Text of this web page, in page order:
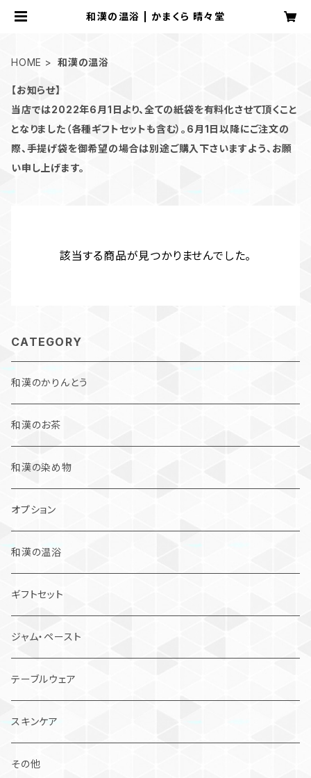
和漢の温浴 | かまくら 晴々堂
HOME 和漢の温浴
【お知らせ】
当店では2022年6月1日より、全ての紙袋を有料化させて頂くこと
となりました（各種ギフトセットも含む）。6月1日以降にご注文の
際、手提げ袋を御希望の場合は別途ご購入下さいますよう、お願
い申し上げます。
該当する商品が見つかりませんでした。
CATEGORY
和漢のかりんとう
和漢のお茶
和漢の染め物
オプション
和漢の温浴
ギフトセット
ジャム・ペースト
テーブルウェア
スキンケア
その他